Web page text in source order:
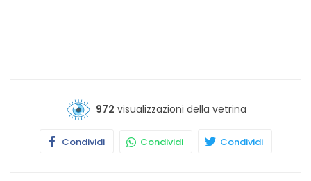
972 visualizzazioni della vetrina
Condividi Condividi Condividi